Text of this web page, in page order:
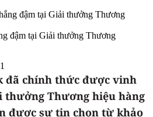
đậm tại Giải thưởng Thương
đã chính thức được vinh
thưởng Thương hiệu hàng
được sự tin chọn từ khảo